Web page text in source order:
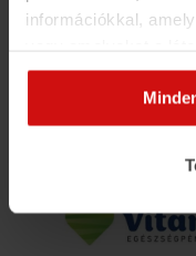
információkkal,
szolgáltatásokból
munkánkat és
biztosíthatunk mi is